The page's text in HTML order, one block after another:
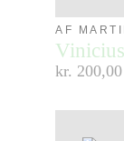
AF
kr. 200,00